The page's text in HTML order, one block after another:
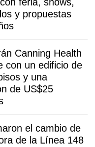
y propuestas
Canning Health
con un edificio de
y una
de US$25
el cambio de
de la Línea 148